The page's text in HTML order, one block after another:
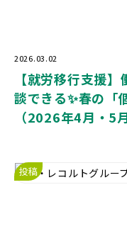
2026.03.02
【就労移行支援
談できる✨春の「
（2026年4月・5月
投稿